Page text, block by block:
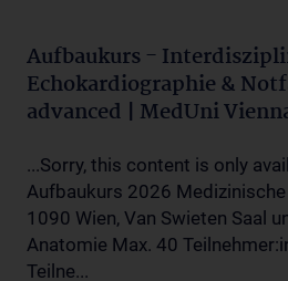
Aufbaukurs -
Echokardiographie &
advanced | MedUni
...Sorry, this content is only
Aufbaukurs 2026
1090 Wien, Van Swieten Saal
Anatomie Max. 40
Teilne...